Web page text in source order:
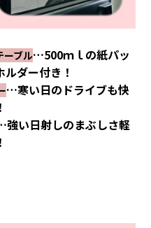
ブル…500ｍｌの紙パッ
ダー付き！
…寒い日のドライブも快
強い日射しのまぶしさ軽